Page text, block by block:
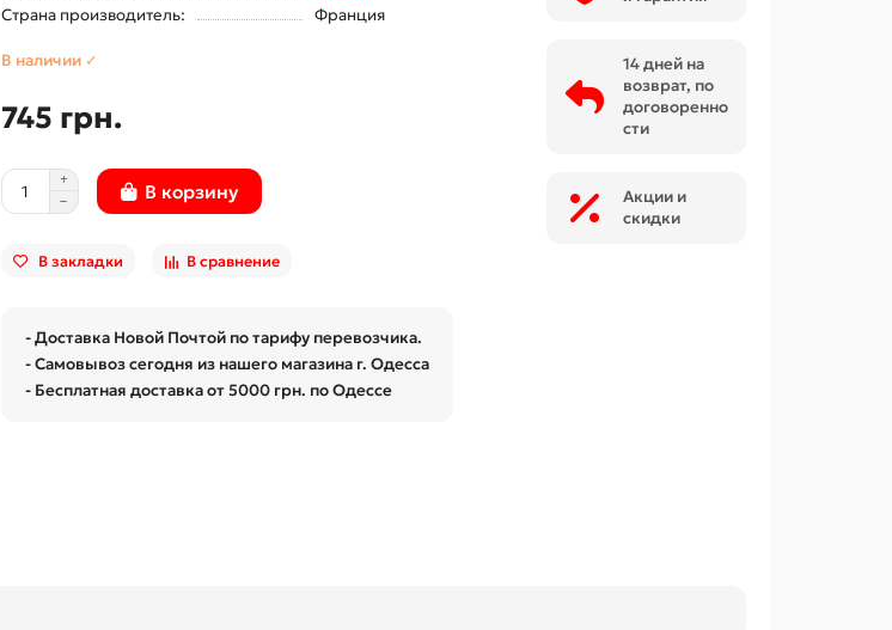
Страна производитель:
Франция
В наличии ✓
745 грн.
В корзину
В закладки В сравнение
- Доставка Новой Почтой по тарифу перевозчика.
- Самовывоз сегодня из нашего магазина г. Одесса
- Бесплатная доставка от 5000 грн. по Одессе
14 дней на
возврат, по
договоренно
сти
Акции и
скидки